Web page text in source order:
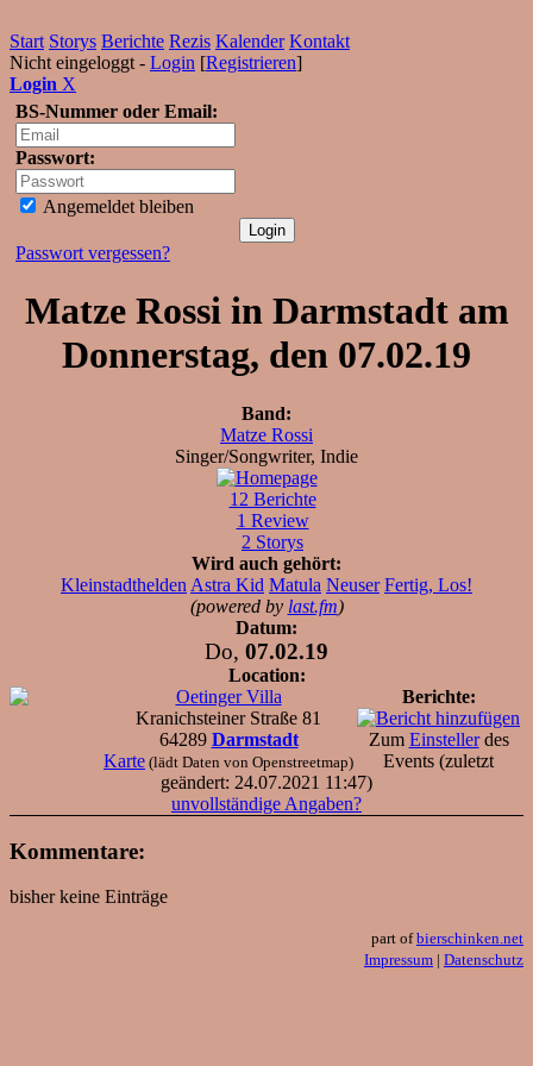
Start Storys Berichte Rezis Kalender Kontakt
Nicht eingeloggt - Login [Registrieren]
Login X
BS-Nummer oder Email:
Passwort:
Angemeldet bleiben
Passwort vergessen?
Matze Rossi in Darmstadt am
Donnerstag, den 07.02.19
Band:
Matze Rossi
Singer/Songwriter, Indie
12 Berichte
1 Review
2 Storys
Wird auch gehört:
Kleinstadthelden Astra Kid Matula Neuser Fertig, Los!
(powered by last.fm)
Datum:
Do, 07.02.19
Location:
Oetinger Villa
Kranichsteiner Straße 81
64289 Darmstadt
Karte (lädt Daten von Openstreetmap)
Berichte:
Zum Einstellerdes
Events (zuletzt
geändert: 24.07.2021 11:47)
unvollständige Angaben?
Kommentare:
bisher keine Einträge
part ofbierschinken.net
Impressum | Datenschutz